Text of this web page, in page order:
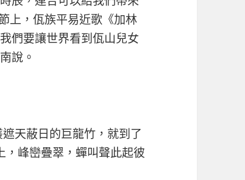
上，佤族平易近歌《加林
們要讓世界看到佤山兒女
說。
天蔽日的巨龍竹，就到了
峰巒疊翠，蟬叫聲此起彼